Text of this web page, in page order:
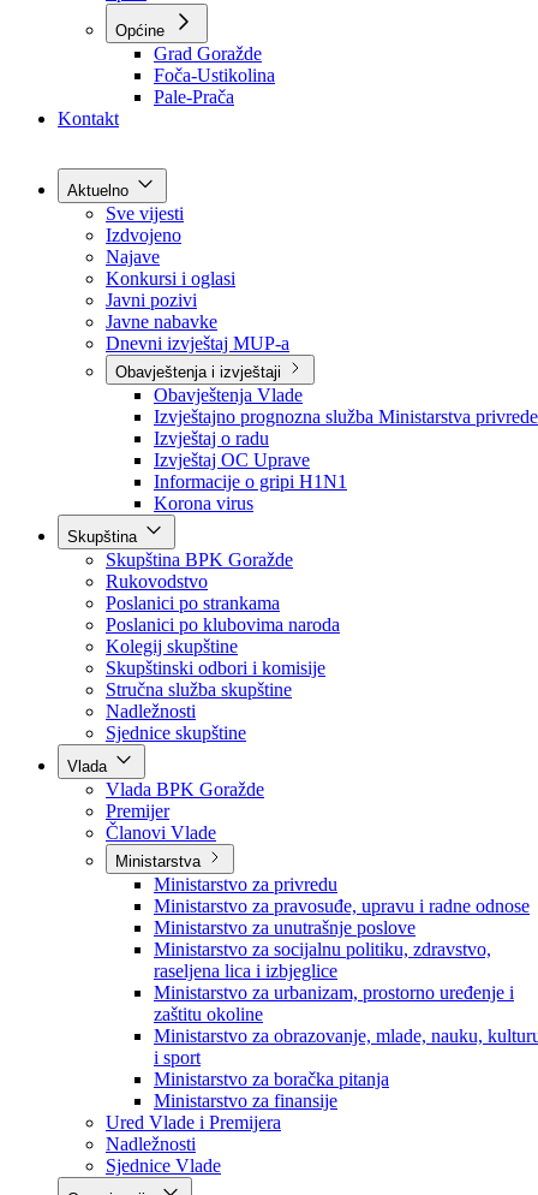
Turizam
Obrazovanje
Sport
Općine
Kontakt
Aktuelno
Sve vijesti
Izdvojeno
Najave
Konkursi i oglasi
Javni pozivi
Javne nabavke
Dnevni izvještaj MUP-a
Obavještenja i izvještaji
Obavještenja Vlade
Izvještajno prognozna služba Ministarstva privrede
Izvještaj o radu
Izvještaj OC Uprave
Informacije o gripi H1N1
Korona virus
Skupština
Skupština BPK Goražde
Rukovodstvo
Poslanici po strankama
Poslanici po klubovima naroda
Kolegij skupštine
Skupštinski odbori i komisije
Stručna služba skupštine
Nadležnosti
Sjednice skupštine
Vlada
Vlada BPK Goražde
Premijer
Članovi Vlade
Ministarstva
Ministarstvo za privredu
Ministarstvo za pravosuđe, upravu i radne odnose
Ministarstvo za unutrašnje poslove
Ministarstvo za socijalnu politiku, zdravstvo,
raseljena lica i izbjeglice
Ministarstvo za urbanizam, prostorno uređenje i
zaštitu okoline
Ministarstvo za obrazovanje, mlade, nauku,
i sport
Ministarstvo za boračka pitanja
Ministarstvo za finansije
Ured Vlade i Premijera